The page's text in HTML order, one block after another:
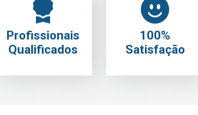
Profissionais
Qualificados
100%
Satisfação